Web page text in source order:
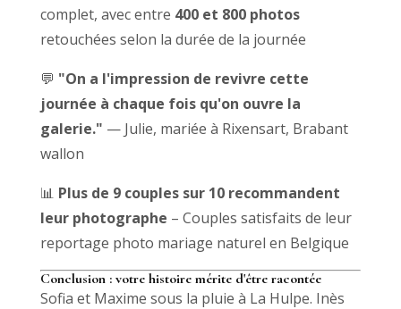
complet, avec entre 400 et 800 photos
retouchées selon la durée de la journée
💬 "On a l'impression de revivre cette
journée à chaque fois qu'on ouvre la
galerie." — Julie, mariée à Rixensart, Brabant
wallon
📊 Plus de 9 couples sur 10 recommandent
leur photographe – Couples satisfaits de leur
reportage photo mariage naturel en Belgique
Conclusion : votre histoire mérite d'être racontée
Sofia et Maxime sous la pluie à La Hulpe. Inès